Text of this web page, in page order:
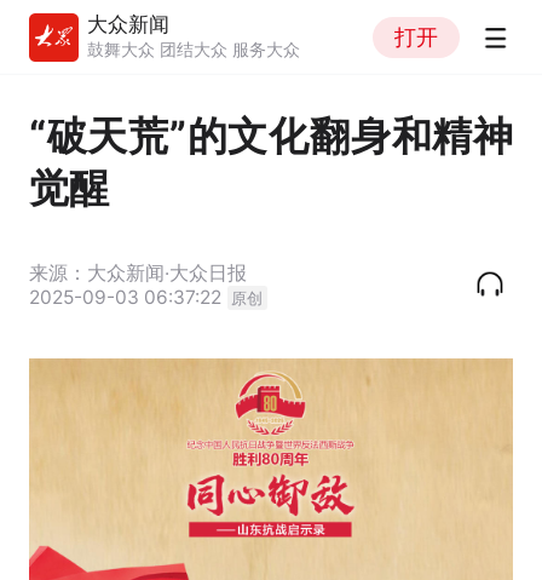
大众新闻
鼓舞大众 团结大众 服务大众
打开
“破天荒”的文化翻身和精神
觉醒
来源：大众新闻·大众日报
2025-09-03 06:37:22 原创